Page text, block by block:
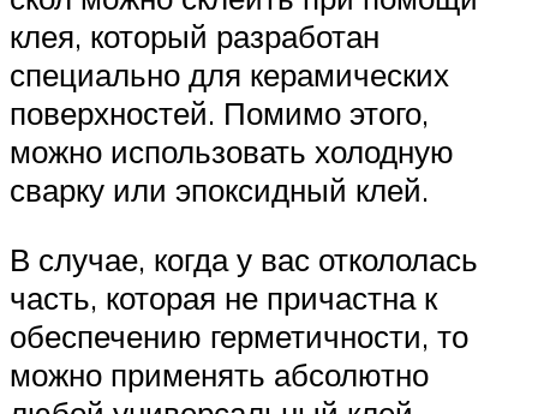
клея, который разработан
специально для керамических
поверхностей. Помимо этого,
можно использовать холодную
сварку или эпоксидный клей.
В случае, когда у вас откололась
часть, которая не причастна к
обеспечению герметичности, то
можно применять абсолютно